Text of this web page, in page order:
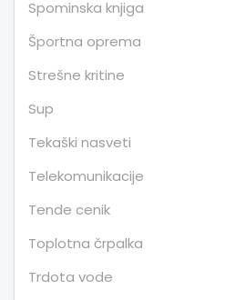
Spominska knjiga
Športna oprema
Strešne kritine
Sup
Tekaški nasveti
Telekomunikacije
Tende cenik
Toplotna črpalka
Trdota vode